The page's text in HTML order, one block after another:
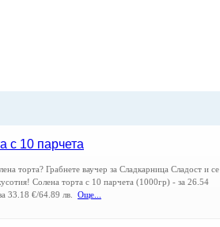
с 10 парчета
торта? Грабнете ваучер за Сладкарница Сладост и се
Солена торта с 10 парчета (1000гр) - за 26.54
33.18 €/64.89 лв. Още...